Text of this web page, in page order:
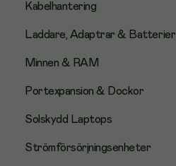
Kabelhantering
Laddare, Adaptrar & Batterier
Minnen & RAM
Portexpansion & Dockor
Solskydd Laptops
Strömförsörjningsenheter